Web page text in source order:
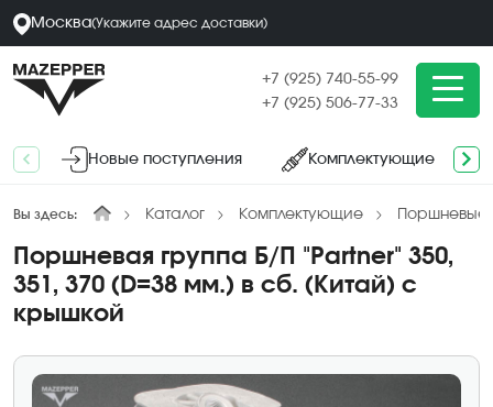
Москва(Укажите адрес доставки)
+7 (925) 740-55-99
+7 (925) 506-77-33
Новые поступления Комплектующие
Вы здесь: Каталог Комплектующие Поршневые
Поршневая группа Б/П "Partner" 350,
351, 370 (D=38 мм.) в сб. (Китай) с
крышкой